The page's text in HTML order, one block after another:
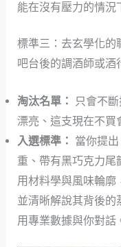
能在沒有壓力的情況
標準三：去玄學化的
吧台後的調酒師或酒
淘汰名單：
只會不
漂亮、這支現在不買
入選標準： 當你提
重、帶有黑巧克力尾
用材料學與風味輪廓
並清晰解說其背後的
用專業數據與你對話